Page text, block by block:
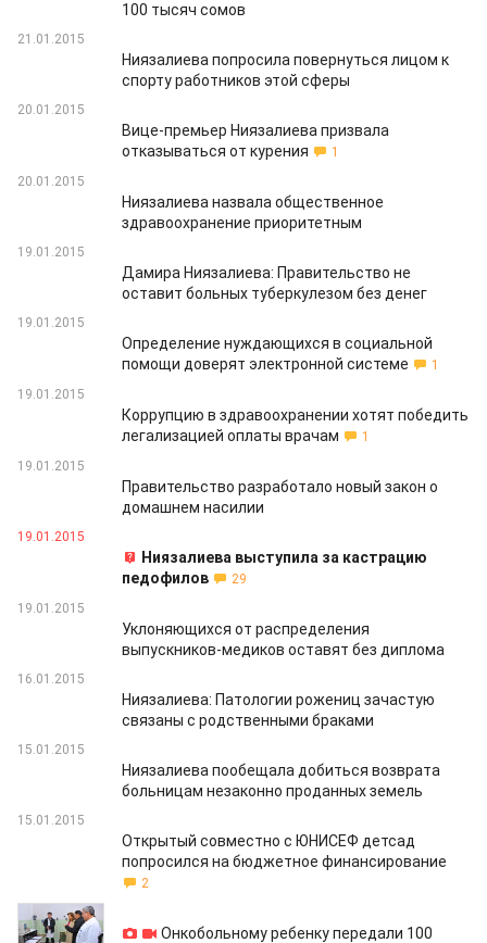
100 тысяч сомов
21.01.2015
Ниязалиева попросила повернуться лицом к
спорту работников этой сферы
20.01.2015
Вице-премьер Ниязалиева призвала
отказываться от курения
1
20.01.2015
Ниязалиева назвала общественное
здравоохранение приоритетным
19.01.2015
Дамира Ниязалиева: Правительство не
оставит больных туберкулезом без денег
19.01.2015
Определение нуждающихся в социальной
помощи доверят электронной системе
1
19.01.2015
Коррупцию в здравоохранении хотят победить
легализацией оплаты врачам
1
19.01.2015
Правительство разработало новый закон о
домашнем насилии
19.01.2015
Ниязалиева выступила за кастрацию
педофилов
29
19.01.2015
Уклоняющихся от распределения
выпускников-медиков оставят без диплома
16.01.2015
Ниязалиева: Патологии рожениц зачастую
связаны с родственными браками
15.01.2015
Ниязалиева пообещала добиться возврата
больницам незаконно проданных земель
15.01.2015
Открытый совместно с ЮНИСЕФ детсад
попросился на бюджетное финансирование
2
14.01.2015
Онкобольному ребенку передали 100